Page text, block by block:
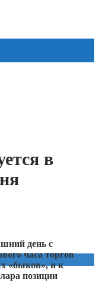
в
день с
часа торгов
«быков», и к
позиции